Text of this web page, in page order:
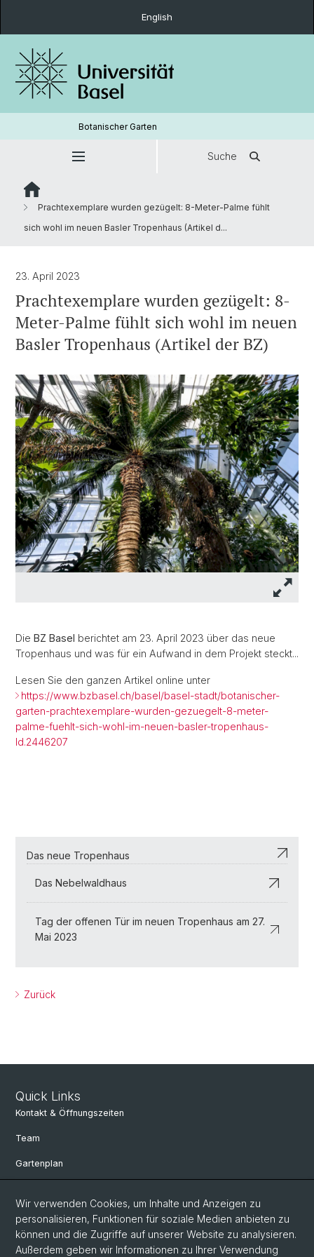
English
Botanischer Garten
Suche
Prachtexemplare wurden gezügelt: 8-Meter-Palme fühlt
sich wohl im neuen Basler Tropenhaus (Artikel d...
23. April 2023
Prachtexemplare wurden gezügelt: 8-
Meter-Palme fühlt sich wohl im neuen
Basler Tropenhaus (Artikel der BZ)
Die BZ Basel berichtet am 23. April 2023 über das neue
Tropenhaus und was für ein Aufwand in dem Projekt steckt...
Lesen Sie den ganzen Artikel online unter
https://www.bzbasel.ch/basel/basel-stadt/botanischer-
garten-prachtexemplare-wurden-gezuegelt-8-meter-
palme-fuehlt-sich-wohl-im-neuen-basler-tropenhaus-
ld.2446207
Das neue Tropenhaus
Das Nebelwaldhaus
Tag der offenen Tür im neuen Tropenhaus am 27.
Mai 2023
Zurück
Quick Links
Kontakt & Öffnungszeiten
Team
Gartenplan
Herbarien Basel
Links
Wir verwenden Cookies, um Inhalte und Anzeigen zu
personalisieren, Funktionen für soziale Medien anbieten zu
können und die Zugriffe auf unserer Website zu analysieren.
Außerdem geben wir Informationen zu Ihrer Verwendung